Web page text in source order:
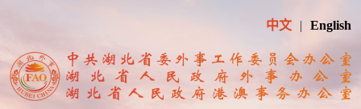
中文 English